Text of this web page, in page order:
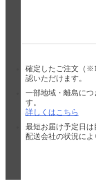
確定したご注文（
認いただけます。
一部地域・離島に
す。
詳しくはこちら
最短お届け予定日は
配送会社の状況によ